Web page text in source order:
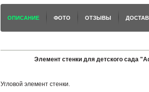
ОПИСАНИЕ ФОТО ОТЗЫВЫ
Элемент стенки для детского сада
Угловой элемент стенки.